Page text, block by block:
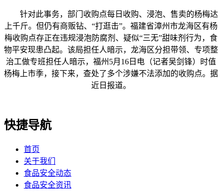
针对此事务，部门收购点每日收购、浸泡、售卖的杨梅达
上千斤。但仍有商贩钻、“打逛击”。福建省漳州市龙海区有杨
梅收购点存正在违规浸泡防腐剂、疑似“三无”甜味剂行为，食
物平安现患凸起。该局担任人暗示，龙海区分担带领、专项整
治工做专班担任人暗示，福州5月16日电（记者吴剑锋）时值
杨梅上市季，接下来，查处了多个涉嫌不法添加的收购点。据
近日报道。
快捷导航
首页
关于我们
食品安全动态
食品安全资讯